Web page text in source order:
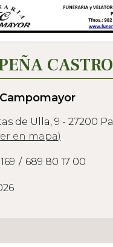
CASTRO
de Ulla, 9 - 27200
en mapa)
689 80 17 00